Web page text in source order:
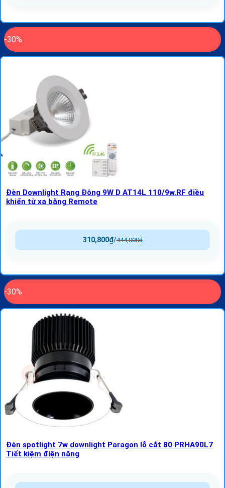
-30%
Đèn Downlight Rạng Đông 9W D AT14L 110/9w.RF điều
khiển từ xa bằng Remote
444,000₫
/
310,800₫
-30%
Đèn spotlight 7w downlight Paragon lỗ cắt 80 PRHA90L7
Tiết kiệm điện năng